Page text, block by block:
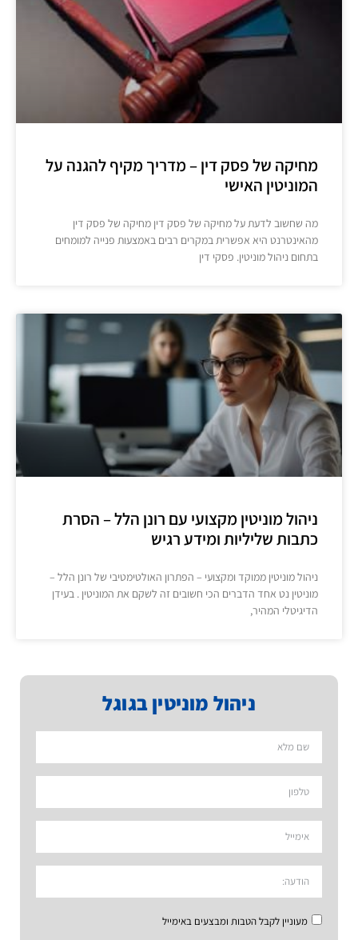
ניהול מוניטין בגוגל
מעוניין לקבל הטבות ומבצעים באימייל
מחיקה של פסק דין – מדריך מקיף להגנה על
המוניטין האישי
מה שחשוב לדעת על מחיקה של פסק דין מחיקה של פסק דין
מהאינטרנט היא אפשרית במקרים רבים באמצעות פנייה למומחים
בתחום ניהול מוניטין. פסקי דין
ניהול מוניטין מקצועי עם רונן הלל – הסרת
כתבות שליליות ומידע רגיש
ניהול מוניטין ממוקד ומקצועי – הפתרון האולטימטיבי של רונן הלל –
מוניטין נט אחד הדברים הכי חשובים זה לשקם את המוניטין . בעידן
הדיגיטלי המהיר,